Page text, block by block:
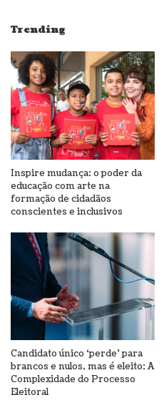
Trending
Inspire mudança: o poder da
educação com arte na
formação de cidadãos
conscientes e inclusivos
Candidato único ‘perde’ para
brancos e nulos, mas é eleito: A
Complexidade do Processo
Eleitoral